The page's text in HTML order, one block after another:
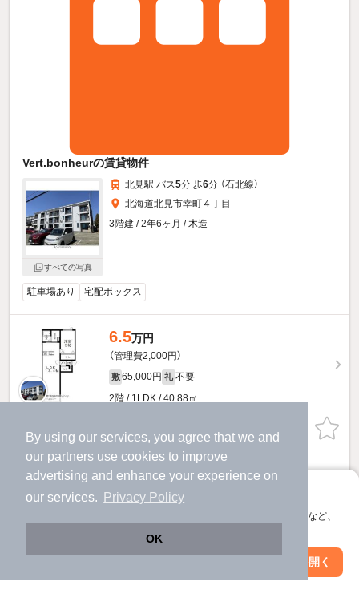
By using our services, you agree that we and
our partners use cookies to improve
advertising and enhance your experience on
our services.
Privacy Policy
OK
アプリに切り替えて、サクサクお部屋探し
会員登録なしですぐ使える。マップ検索やお気に入り保存など、
アプリを開く
Vert.bonheurの賃貸物件
すべての写真
北見駅 バス5分 歩6分 （石北線）
北海道北見市幸町４丁目
3階建 / 2年6ヶ月 / 木造
駐車場あり 宅配ボックス
6.5万円
（管理費2,000円）
敷 65,000円 礼 不要
2階 / 1LDK / 40.88㎡
お問い合わせ （無料）
提供
Vert.bonheurのすべての部屋を見る
絞り込み条件を変更